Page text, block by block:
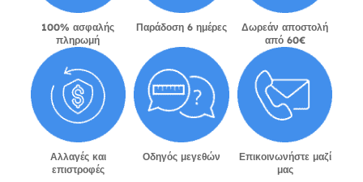
100% ασφαλής
πληρωμή
Παράδοση 6 ημέρες
Δωρεάν αποστολή
από 60€
Αλλαγές και
επιστροφές
Οδηγός μεγεθών
Επικοινωνήστε μαζί
μας